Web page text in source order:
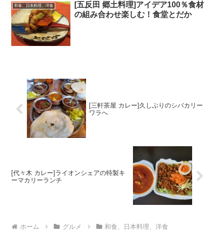
和食、日本料理、洋食
[五反田 郷土料理]アイデア100％食材
の組み合わせ楽しむ！食堂とだか
[三軒茶屋 カレー]久しぶりのシバカリー
ワラへ
[代々木 カレー]ライオンシェアの特製キ
ーマカリーランチ
ホーム グルメ 和食、日本料理、洋食